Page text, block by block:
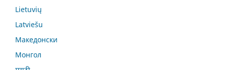
Lietuvių
Latviešu
Македонски
Монгол